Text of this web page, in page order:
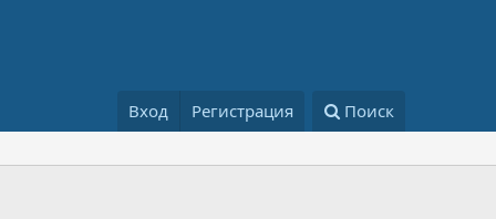
Вход Регистрация Поиск